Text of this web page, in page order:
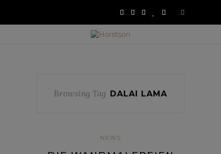
Browsing Tag DALAI LAMA
NEWS